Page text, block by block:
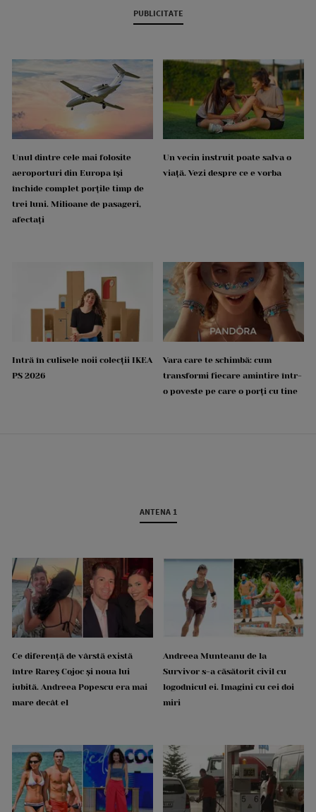
PUBLICITATE
Unul dintre cele mai folosite
aeroporturi din Europa își
închide complet porțile timp de
trei luni. Milioane de pasageri,
afectați
Un vecin instruit poate salva o
viață. Vezi despre ce e vorba
Intră în culisele noii colecții IKEA
PS 2026
Vara care te schimbă: cum
transformi fiecare amintire într-
o poveste pe care o porți cu tine
ANTENA 1
Ce diferență de vârstă există
între Rareș Cojoc și noua lui
iubită. Andreea Popescu era mai
mare decât el
Andreea Munteanu de la
Survivor s-a căsătorit civil cu
logodnicul ei. Imagini cu cei doi
miri